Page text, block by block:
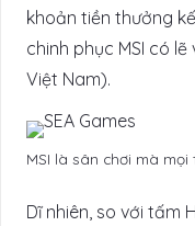
khoản tiền thưởng
chinh phục MSI có
Việt Nam).
MSI là sân chơi mà
Dĩ nhiên, so với tấm